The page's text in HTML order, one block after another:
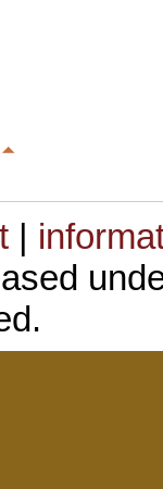
|